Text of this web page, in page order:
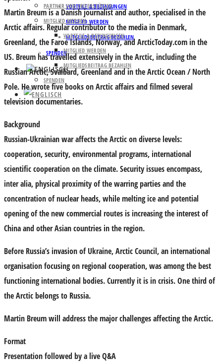
VORTEILE & BEDINGUNGEN
MITGLIED WERDEN
MITGLIEDSBEITRAG BEZAHLEN
SPENDEN
PARTNER UND UNTERSTÜTZER
MITGLIED WERDEN
VORTEILE & BEDINGUNGEN
MITGLIED WERDEN
MITGLIEDSBEITRAG BEZAHLEN
SPENDEN
Martin Breumis a Danish journalist and author, specialised in the
Arctic affairs. Regular contributor to the media in Denmark,
Greenland, the Faroe Islands, Norway, and ArcticToday.com in the
US. Breum has travelled extensively in the Arctic, including the
Russian Arctic, Svalbard, Greenland and in the Arctic Ocean / North
Pole. He wrote five books on Arctic affairs and filmed several
television documentaries.
Background
Russian-Ukrainian war affects the Arctic on diverse levels:
cooperation, security, environmental programs, international
scientific cooperation on the climate. Security issues encompass,
inter alia, physical proximity of the warring parties and the
concentration of nuclear heads, while melting ice and potential
opening of the new commercial routes is increasing the interest of
China and other Asian countries in the region.
Before Russia’s invasion of Ukraine, Arctic Council, an international
organisation focusing on regional cooperation, was among the best
functioning international bodies. Currently it is in crisis. One third of
the Arctic belongs to Russia.
Martin Breum will address the major challenges affecting the Arctic.
Format
Presentation followed by a live Q&A